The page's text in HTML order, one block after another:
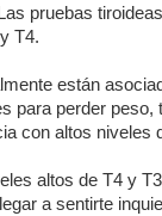
pruebas
T4.
están
para perder
con altos niveles
altos de T4 y
a sentirte